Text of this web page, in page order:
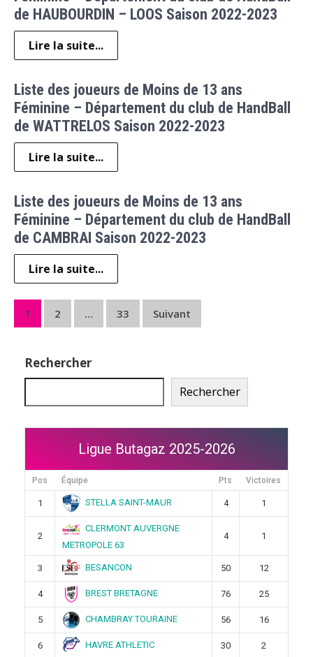
de HAUBOURDIN – LOOS Saison 2022-2023
Lire la suite...
Liste des joueurs de Moins de 13 ans
Féminine – Département du club de HandBall
de WATTRELOS Saison 2022-2023
Lire la suite...
Liste des joueurs de Moins de 13 ans
Féminine – Département du club de HandBall
de CAMBRAI Saison 2022-2023
Lire la suite...
Pagination
publications
1 2 … 33 Suivant
Rechercher
Rechercher
Ligue Butagaz 2025-2026
Pos Équipe Pts Victoires
1 STELLA SAINT-MAUR 4 1
2
CLERMONT AUVERGNE
METROPOLE 63
4 1
3 BESANCON 50 12
4 BREST BRETAGNE 76 25
5 CHAMBRAY TOURAINE 56 16
6 HAVRE ATHLETIC 30 2